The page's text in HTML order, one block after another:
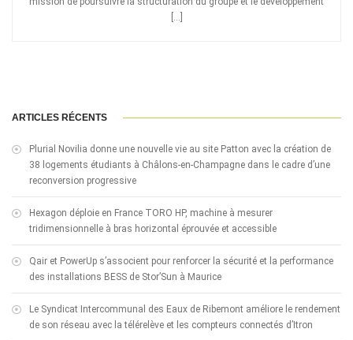
[…]
ARTICLES RÉCENTS
Plurial Novilia donne une nouvelle vie au site Patton avec la création de
38 logements étudiants à Châlons-en-Champagne dans le cadre d’une
reconversion progressive
Hexagon déploie en France TORO HP, machine à mesurer
tridimensionnelle à bras horizontal éprouvée et accessible
Qair et PowerUp s’associent pour renforcer la sécurité et la performance
des installations BESS de Stor’Sun à Maurice
Le Syndicat Intercommunal des Eaux de Ribemont améliore le rendement
de son réseau avec la télérelève et les compteurs connectés d’Itron